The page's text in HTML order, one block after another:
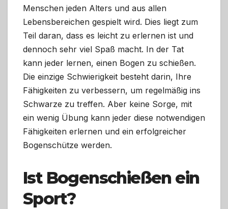
Menschen jeden Alters und aus allen
Lebensbereichen gespielt wird. Dies liegt zum
Teil daran, dass es leicht zu erlernen ist und
dennoch sehr viel Spaß macht. In der Tat
kann jeder lernen, einen Bogen zu schießen.
Die einzige Schwierigkeit besteht darin, Ihre
Fähigkeiten zu verbessern, um regelmäßig ins
Schwarze zu treffen. Aber keine Sorge, mit
ein wenig Übung kann jeder diese notwendigen
Fähigkeiten erlernen und ein erfolgreicher
Bogenschütze werden.
Ist Bogenschießen ein
Sport?